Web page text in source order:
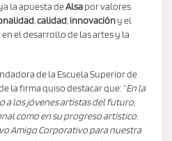
la apuesta deAlsapor valores
calidad innovacióny el
en el desarrollo de las artes y la
de la Escuela Superior de
la firma quiso destacar que: “En la
a los jóvenes artistas del futuro,
como en su progreso artístico.
Amigo Corporativo para nuestra